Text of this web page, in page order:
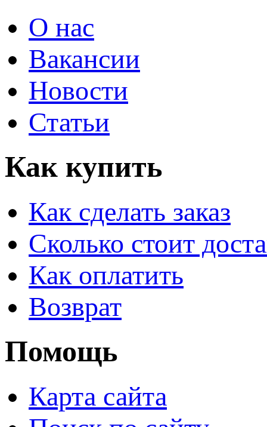
О нас
Вакансии
Новости
Статьи
Как купить
Как сделать заказ
Сколько стоит
Как оплатить
Возврат
Помощь
Карта сайта